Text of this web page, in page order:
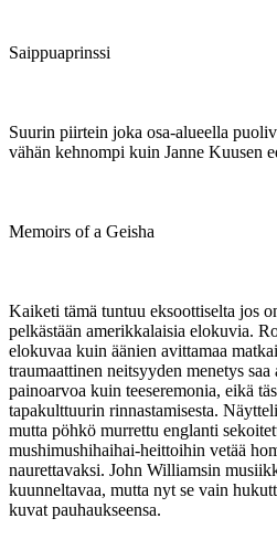
Saippuaprinssi
Suurin piirtein joka osa-alueella
vähän kehnompi kuin Janne Kuusen
Memoirs of a Geisha
Kaiketi tämä tuntuu eksoottiselta jos
pelkästään amerikkalaisia elokuvia.
elokuvaa kuin äänien avittamaa
traumaattinen neitsyyden menetys saa
painoarvoa kuin teeseremonia, eikä
tapakulttuurin rinnastamisesta.
mutta pöhkö murrettu englanti
mushimushihaihai-heittoihin vetää
naurettavaksi. John Williamsin
kuunneltavaa, mutta nyt se vain
kuvat pauhaukseensa.